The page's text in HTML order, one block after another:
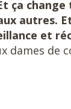
ça
autres.
et
dames